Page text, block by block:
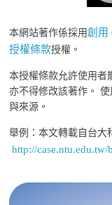
本網站著作係採用創用
授權條款授權。
本授權條款允許使用者
亦不得修改該著作。
與來源。
舉例：本文轉載自台大
http://